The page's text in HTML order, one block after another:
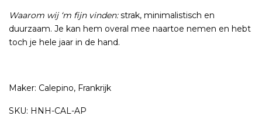
Waarom wij ‘m fijn vinden:strak, minimalistisch en
duurzaam. Je kan hem overal mee naartoe nemen en hebt
toch je hele jaar in de hand.
Maker: Calepino, Frankrijk
SKU: HNH-CAL-AP